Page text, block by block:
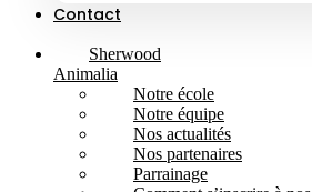
Contact
Sherwood
Animalia
Notre école
Notre équipe
Nos actualités
Nos partenaires
Parrainage